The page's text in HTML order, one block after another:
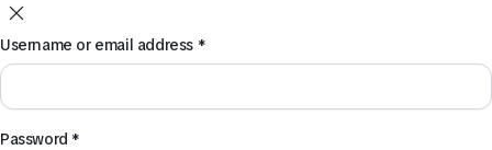
Username or email address *
Password *